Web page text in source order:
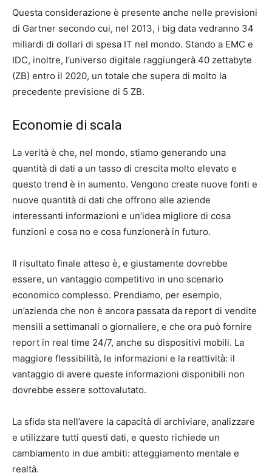
Questa considerazione è presente anche nelle previsioni
di Gartner secondo cui, nel 2013, i big data vedranno 34
miliardi di dollari di spesa IT nel mondo. Stando a EMC e
IDC, inoltre, l’universo digitale raggiungerà 40 zettabyte
(ZB) entro il 2020, un totale che supera di molto la
precedente previsione di 5 ZB.
Economie di scala
La verità è che, nel mondo, stiamo generando una
quantità di dati a un tasso di crescita molto elevato e
questo trend è in aumento. Vengono create nuove fonti e
nuove quantità di dati che offrono alle aziende
interessanti informazioni e un’idea migliore di cosa
funzioni e cosa no e cosa funzionerà in futuro.
Il risultato finale atteso è, e giustamente dovrebbe
essere, un vantaggio competitivo in uno scenario
economico complesso. Prendiamo, per esempio,
un’azienda che non è ancora passata da report di vendite
mensili a settimanali o giornaliere, e che ora può fornire
report in real time 24/7, anche su dispositivi mobili. La
maggiore flessibilità, le informazioni e la reattività: il
vantaggio di avere queste informazioni disponibili non
dovrebbe essere sottovalutato.
La sfida sta nell’avere la capacità di archiviare, analizzare
e utilizzare tutti questi dati, e questo richiede un
cambiamento in due ambiti: atteggiamento mentale e
realtà.